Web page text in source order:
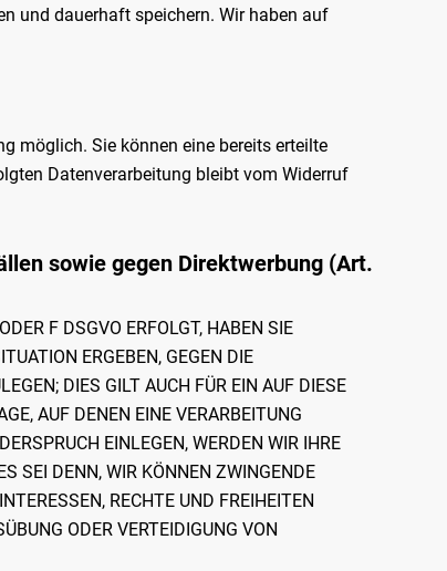
und dauerhaft speichern. Wir haben auf
möglich. Sie können eine bereits erteilte
Datenverarbeitung bleibt vom Widerruf
sowie gegen Direktwerbung (Art.
F DSGVO ERFOLGT, HABEN SIE
ERGEBEN, GEGEN DIE
DIES GILT AUCH FÜR EIN AUF DIESE
AUF DENEN EINE VERARBEITUNG
EINLEGEN, WERDEN WIR IHRE
SEI DENN, WIR KÖNNEN ZWINGENDE
RECHTE UND FREIHEITEN
ODER VERTEIDIGUNG VON